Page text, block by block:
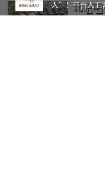
北京
人”！平台人工
猫”